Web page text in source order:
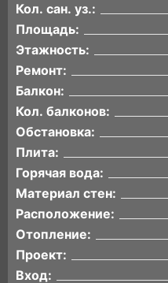
Кол. сан. уз.:
Площадь:
Этажность:
Ремонт:
Балкон:
Кол. балконов:
Обстановка:
Плита:
Горячая вода:
Материал стен:
Расположение:
Отопление:
Проект:
Вход: